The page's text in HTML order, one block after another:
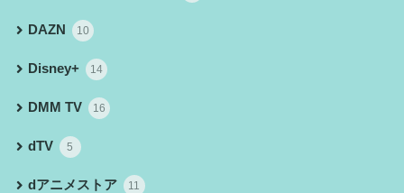
DAZN 10
Disney+ 14
DMM TV 16
dTV 5
dアニメストア 11